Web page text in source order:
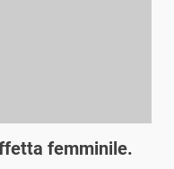
femminile.